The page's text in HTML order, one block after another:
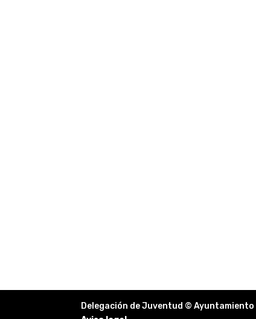
Delegación de Juventud © Ayuntamiento